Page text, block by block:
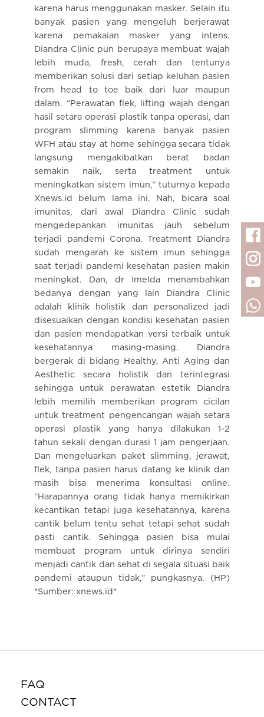
karena harus menggunakan masker. Selain itu
banyak pasien yang mengeluh berjerawat
karena pemakaian masker yang intens.
Diandra Clinic pun berupaya membuat wajah
lebih muda, fresh, cerah dan tentunya
memberikan solusi dari setiap keluhan pasien
from head to toe baik dari luar maupun
dalam. “Perawatan flek, lifting wajah dengan
hasil setara operasi plastik tanpa operasi, dan
program slimming karena banyak pasien
WFH atau stay at home sehingga secara tidak
langsung mengakibatkan berat badan
semakin naik, serta treatment untuk
meningkatkan sistem imun,” tuturnya kepada
Xnews.id belum lama ini. Nah, bicara soal
imunitas, dari awal Diandra Clinic sudah
mengedepankan imunitas jauh sebelum
terjadi pandemi Corona. Treatment Diandra
sudah mengarah ke sistem imun sehingga
saat terjadi pandemi kesehatan pasien makin
meningkat. Dan, dr Imelda menambahkan
bedanya dengan yang lain Diandra Clinic
adalah klinik holistik dan personalized jadi
disesuaikan dengan kondisi kesehatan pasien
dan pasien mendapatkan versi terbaik untuk
kesehatannya masing-masing. Diandra
bergerak di bidang Healthy, Anti Aging dan
Aesthetic secara holistik dan terintegrasi
sehingga untuk perawatan estetik Diandra
lebih memilih memberikan program cicilan
untuk treatment pengencangan wajah setara
operasi plastik yang hanya dilakukan 1-2
tahun sekali dengan durasi 1 jam pengerjaan.
Dan mengeluarkan paket slimming, jerawat,
flek, tanpa pasien harus datang ke klinik dan
masih bisa menerima konsultasi online.
“Harapannya orang tidak hanya memikirkan
kecantikan tetapi juga kesehatannya, karena
cantik belum tentu sehat tetapi sehat sudah
pasti cantik. Sehingga pasien bisa mulai
membuat program untuk dirinya sendiri
menjadi cantik dan sehat di segala situasi baik
pandemi ataupun tidak,” pungkasnya. (HP)
*Sumber: xnews.id*
FAQ
CONTACT